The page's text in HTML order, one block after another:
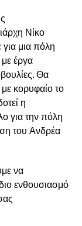
Νίκο
μια πόλη
έργα
Θα
κορυφαίο το
η
για την πόλη
του Ανδρέα
να
ενθουσιασμό